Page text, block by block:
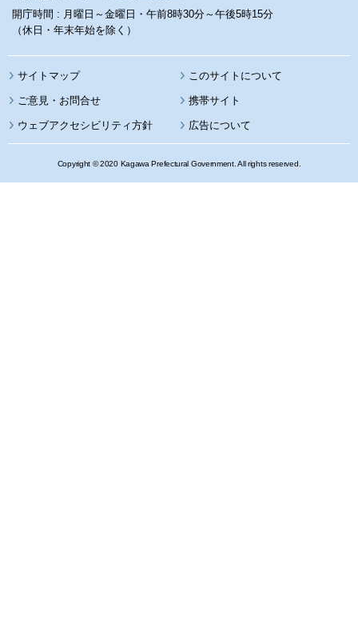
開庁時間 : 月曜日～金曜日・午前8時30分～午後5時15分
（休日・年末年始を除く）
サイトマップ このサイトについて
携帯サイト
ウェブアクセシビリティ方針 広告について
Copyright © 2020 Kagawa Prefectural Government. All rights reserved.